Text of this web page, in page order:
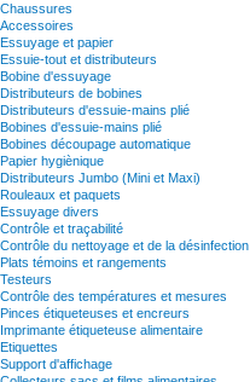
Chaussures
Accessoires
Essuyage et papier
Essuie-tout et distributeurs
Bobine d'essuyage
Distributeurs de bobines
Distributeurs d'essuie-mains plié
Bobines d'essuie-mains plié
Bobines découpage automatique
Papier hygiènique
Distributeurs Jumbo (Mini et Maxi)
Rouleaux et paquets
Essuyage divers
Contrôle et traçabilité
Contrôle du nettoyage et de la désinfection
Plats témoins et rangements
Testeurs
Contrôle des températures et mesures
Pinces étiqueteuses et encreurs
Imprimante étiqueteuse alimentaire
Etiquettes
Support d'affichage